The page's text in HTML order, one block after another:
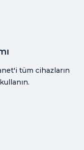
tüm cihazların